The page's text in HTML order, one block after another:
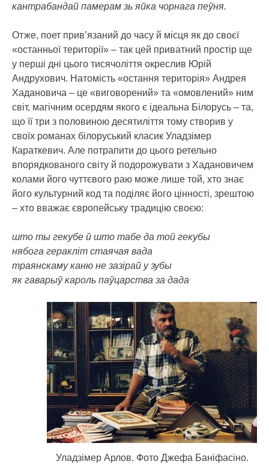
кантрабандай памерам зь яйка чорнага пеўня.
Отже, поет прив’язаний до часу й місця як до своєї
«останньої території» – так цей приватний простір ще
у перші дні цього тисячоліття окреслив Юрій
Андрухович. Натомість «остання територія» Андрея
Хадановича – це «виговорений» та «омовлений» ним
світ, магічним осердям якого є ідеальна Білорусь – та,
що її три з половиною десятиліття тому створив у
своїх романах білоруський класик Уладзімер
Караткевич. Але потрапити до цього ретельно
впорядкованого світу й подорожувати з Хадановичем
колами його чуттєвого раю може лише той, хто знає
його культурний код та поділяє його цінності, зрештою
– хто вважає європейську традицію своєю:
што ты гекубе й што табе да той гекубы
нябога геракліт стаячая вада
траянскаму каню не зазірай у зубы
як гаварыў кароль паўцарства за дада
Уладзімер Арлов. Фото Джефа Баніфасіно.